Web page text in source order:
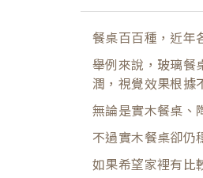
餐桌百百種，近年
舉例來說，玻璃餐
潤，視覺效果根據
無論是實木餐桌、
不過實木餐桌卻仍
如果希望家裡有比